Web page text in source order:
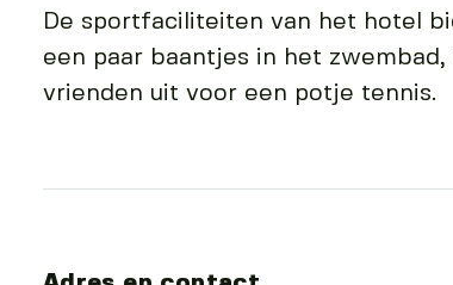
De sportfaciliteiten van het hotel
een paar baantjes in het
vrienden uit voor een potje tennis.